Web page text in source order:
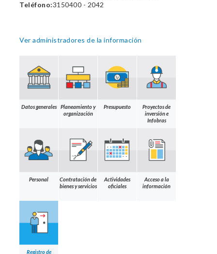
Teléfono:3150400 - 2042
Ver administradores de la información
Datos generales
Planeamiento y
organización
Presupuesto
Proyectos de
inversión e
Infobras
Personal
Contratación de
bienes y servicios
Actividades
oficiales
Acceso a la
información
Registro de